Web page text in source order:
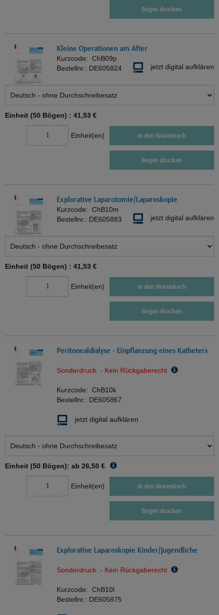
Bogen drucken
Kleine Operationen am After
Kurzcode: ChB09p
Bestellnr.: DE605824 jetzt digital aufklären
Einheit (50 Bögen) : 41,53 €
Einheit(en) In den Warenkorb
Bogen drucken
Explorative Laparotomie/Laparoskopie
Kurzcode: ChB10m
Bestellnr.: DE605883 jetzt digital aufklären
Einheit (50 Bögen) : 41,53 €
Einheit(en) In den Warenkorb
Bogen drucken
Peritonealdialyse - Einpflanzung eines Katheters
Sonderdruck - Kein Rückgaberecht
Kurzcode: ChB10k
Bestellnr.: DE605867
jetzt digital aufklären
Einheit (50 Bögen): ab 26,50 €
Einheit(en) In den Warenkorb
Bogen drucken
Explorative Laparoskopie Kinder/Jugendliche
Sonderdruck - Kein Rückgaberecht
Kurzcode: ChB10l
Bestellnr.: DE605875